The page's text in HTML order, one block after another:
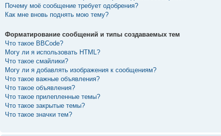
Почему моё сообщение требует одобрения?
Как мне вновь поднять мою тему?
Форматирование сообщений и типы создаваемых тем
Что такое BBCode?
Могу ли я использовать HTML?
Что такое смайлики?
Могу ли я добавлять изображения к сообщениям?
Что такое важные объявления?
Что такое объявления?
Что такое прилепленные темы?
Что такое закрытые темы?
Что такое значки тем?